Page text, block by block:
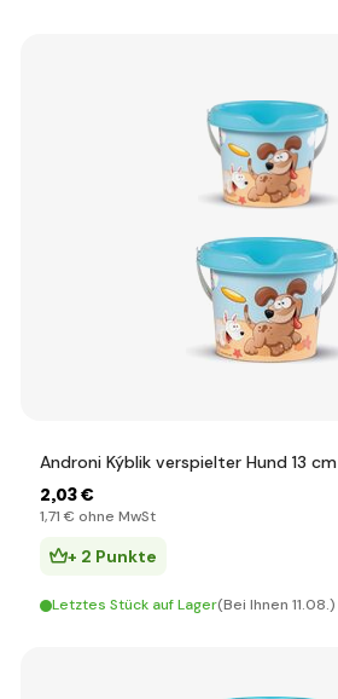
Androni Kýblik verspielter Hund 13 cm
2,03 €
1,71 € ohne MwSt
+ 2 Punkte
Letztes Stück auf Lager(Bei Ihnen 11.08.)